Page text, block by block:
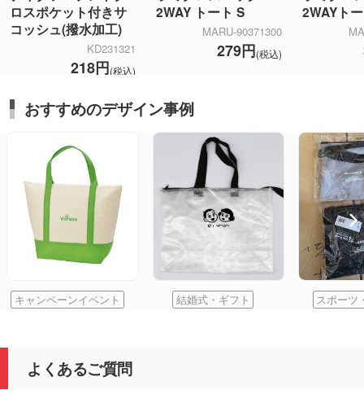
ロスポケット付きサ
コッシュ(撥水加工)
KD231321
218円(税込)
2WAY トート S
MARU-90371300
279円(税込)
2WAYト
おすすめのデザイン事例
キャンペーンイベント 結婚式・ギフト スポーツ
よくあるご質問